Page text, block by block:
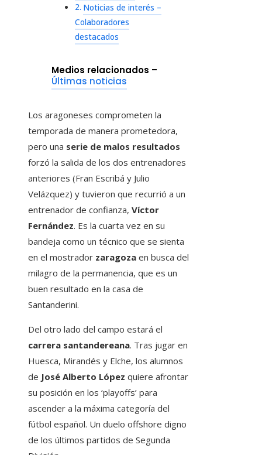
Noticias de interés –
Colaboradores
destacados
Medios relacionados –
Últimas noticias
Los aragoneses comprometen la
temporada de manera prometedora,
pero una serie de malos resultados
forzó la salida de los dos entrenadores
anteriores (Fran Escribá y Julio
Velázquez) y tuvieron que recurrió a un
entrenador de confianza, Víctor
Fernández. Es la cuarta vez en su
bandeja como un técnico que se sienta
en el mostrador zaragoza en busca del
milagro de la permanencia, que es un
buen resultado en la casa de
Santanderini.
Del otro lado del campo estará el
carrera santandereana. Tras jugar en
Huesca, Mirandés y Elche, los alumnos
de José Alberto López quiere afrontar
su posición en los ‘playoffs’ para
ascender a la máxima categoría del
fútbol español. Un duelo offshore digno
de los últimos partidos de Segunda